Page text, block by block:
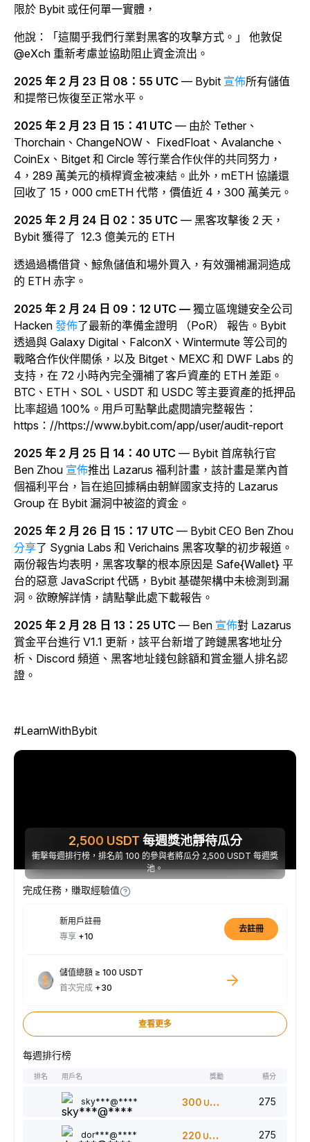
限於 Bybit 或任何單一實體，
他說：「這關乎我們行業對黑客的攻擊方式。」 他敦促
@eXch 重新考慮並協助阻止資金流出。
2025 年 2 月 23 日 08：55 UTC — Bybit 宣佈所有儲值
和提幣已恢復至正常水平。
2025 年 2 月 23 日 15：41 UTC — 由於 Tether、
Thorchain、ChangeNOW、 FixedFloat、Avalanche、
CoinEx、Bitget 和 Circle 等行業合作伙伴的共同努力，
4，289 萬美元的槓桿資金被凍結。 此外，mETH 協議還
回收了 15，000 cmETH 代幣，價值近 4，300 萬美元。
2025 年 2 月 24 日 02：35 UTC — 黑客攻擊後 2 天，
Bybit 獲得了 12.3 億美元的 ETH
透過過橋借貸、鯨魚儲值和場外買入，有效彌補漏洞造成
的 ETH 赤字。
2025 年 2 月 24 日 09：12 UTC — 獨立區塊鏈安全公司
Hacken 發佈了最新的準備金證明 （PoR） 報告。Bybit
透過與 Galaxy Digital、FalconX、Wintermute 等公司的
戰略合作伙伴關係，以及 Bitget、MEXC 和 DWF Labs 的
支持，在 72 小時內完全彌補了客戶資產的 ETH 差距。
BTC、ETH、SOL、USDT 和 USDC 等主要資產的抵押品
比率超過 100%。用戶可點擊此處閱讀完整報告：
https：//https://www.bybit.com/app/user/audit-report
2025 年 2 月 25 日 14：40 UTC — Bybit 首席執行官
Ben Zhou 宣佈推出 Lazarus 福利計畫，該計畫是業內首
個福利平台，旨在追回據稱由朝鮮國家支持的 Lazarus
Group 在 Bybit 漏洞中被盜的資金。
2025 年 2 月 26 日 15：17 UTC — Bybit CEO Ben Zhou
分享了 Sygnia Labs 和 Verichains 黑客攻擊的初步報道。
兩份報告均表明，黑客攻擊的根本原因是 Safe{Wallet} 平
台的惡意 JavaScript 代碼，Bybit 基礎架構中未檢測到漏
洞。欲瞭解詳情，請點擊此處下載報告。
2025 年 2 月 28 日 13：25 UTC — Ben 宣佈對 Lazarus
賞金平台進行 V1.1 更新，該平台新增了跨鏈黑客地址分
析、Discord 頻道、黑客地址錢包餘額和賞金獵人排名認
證。
#LearnWithBybit
2,500 USDT 每週獎池靜待瓜分
衝擊每週排行榜，排名前 100 的參與者將瓜分 2,500 USDT 每週獎
池。
完成任務，賺取經驗值
新用戶註冊
專享 +10
去註冊
儲值總額 ≥ 100 USDT
首次完成 +30
查看更多
每週排行榜
排名 用戶名 獎勵 積分
sky***@**** 300 USDT 275
dor***@**** 220 USDT 275